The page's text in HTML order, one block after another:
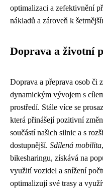
optimalizaci a zefektivnění
nákladů a zároveň k
Doprava a životní
Doprava a přeprava osob či
dynamickým vývojem s
prostředí. Stále více se
která přinášejí pozitivní
součástí našich silnic a s
dostupnější. Sdílená mobilita
bikesharingu, získává na
využití vozidel a snížení
optimalizují své trasy a